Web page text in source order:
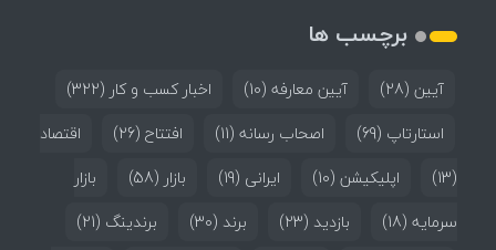
برچسب ها
آیین (28) آیین معارفه (10) اخبار کسب و کار (322)
استارتاپ (69) اصحاب رسانه (11) افتتاح (26)
اقتصاد
(13)
اپلیکیشن (10) ایرانی (19) بازار (58)
بازار
سرمایه (18) بازدید (23) برند (30) برندینگ (21)